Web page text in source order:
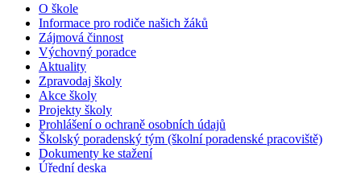
O škole
Informace pro rodiče našich žáků
Zájmová činnost
Výchovný poradce
Aktuality
Zpravodaj školy
Akce školy
Projekty školy
Prohlášení o ochraně osobních údajů
Školský poradenský tým (školní poradenské pracoviště)
Dokumenty ke stažení
Úřední deska